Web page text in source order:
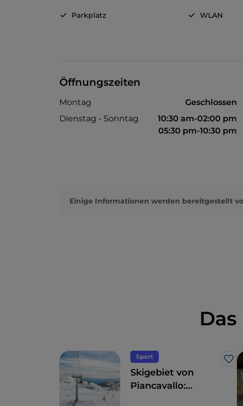
Parkplatz WLAN
Öffnungszeiten
Montag
Geschlossen
Dienstag - Sonntag
10:30 am-02:00 pm
05:30 pm-10:30 pm
Einige Informationen werden bereitgestellt
Sport
Like
Skigebiet von
Piancavallo: